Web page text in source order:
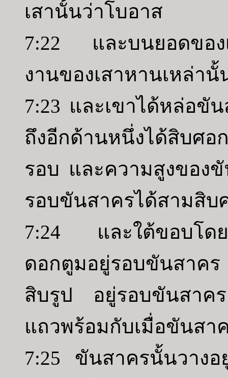
เสานั้นว่าโบอาส
7:22 และบนยอดของ
งานของเสาหานเหล่านั้
7:23 และเขาได้หล่อขั
ถึงอีกด้านหนึ่งได้สิบ
รอบ และความสูงของ
รอบขันสาครได้สามสิบ
7:24 และใต้ขอบโดย
ดอกตูมอยู่รอบขันสาค
สิบรูป อยู่รอบขันสาค
แถวพร้อมกับเมื่อขันสา
7:25 ขันสาครนั้นวาง